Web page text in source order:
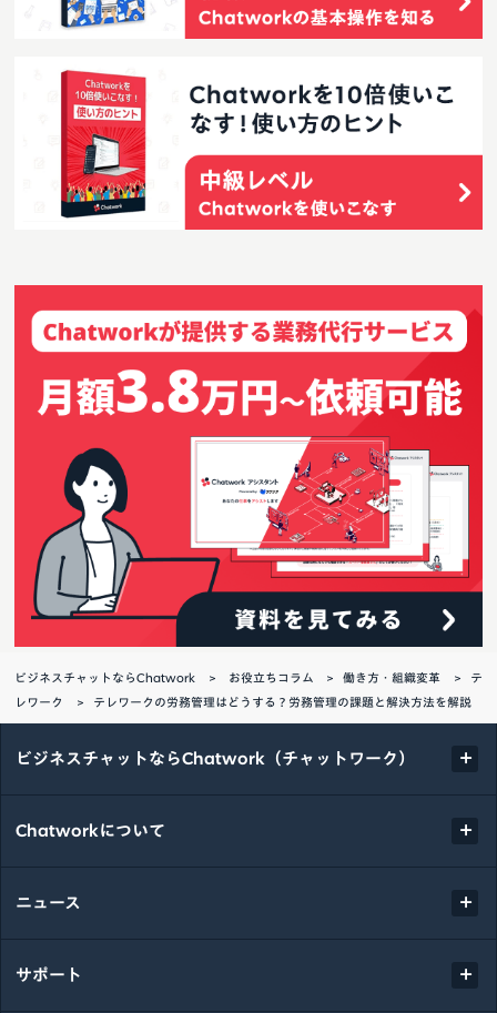
ビジネスチャットならChatwork お役立ちコラム 働き方・組織変革
テ
レワーク
テレワークの労務管理はどうする？労務管理の課題と解決方法を解説
ビジネスチャットならChatwork（チャットワーク）
Chatworkについて
ニュース
サポート